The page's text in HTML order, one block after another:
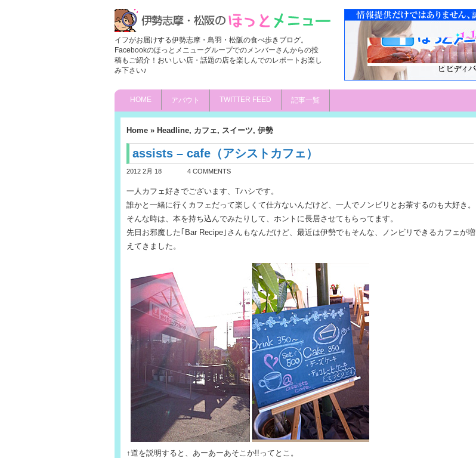
イフがお届けする伊勢志摩・鳥羽・松阪の食べ歩きブログ。
Facebookのほっとメニューグループでのメンバーさんからの投
稿もご紹介！おいしい店・話題の店を楽しんでのレポートお楽し
み下さい♪
HOME アバウト TWITTER FEED 記事一覧
Home » Headline, カフェ, スイーツ, 伊勢
assists – cafe（アシストカフェ）
2012 2月 18 4 COMMENTS
一人カフェ好きでございます、Tハシです。
誰かと一緒に行くカフェだって楽しくて仕方ないんだけど、一人でノンビリとお茶するのも大好き。
そんな時は、本を持ち込んでみたりして、ホントに長居させてもらってます。
先日お邪魔した｢Bar Recipe｣さんもなんだけど、最近は伊勢でもそんな、ノンビリできるカフェが増
えてきました。
↑道を説明すると、あーあーあそこか!!ってとこ。